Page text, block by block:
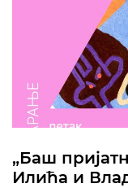
„Баш
Илића и